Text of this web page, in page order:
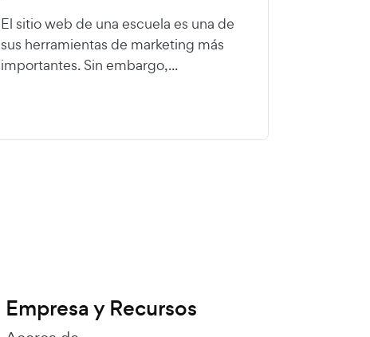
El sitio web de una escuela es una de
sus herramientas de marketing más
importantes. Sin embargo,...
Empresa y Recursos